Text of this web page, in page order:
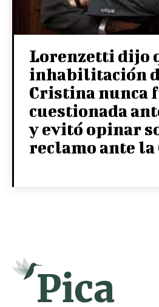
Lorenzetti dijo
inhabilitación
Cristina nunca
cuestionada
y evitó opinar
reclamo ante la